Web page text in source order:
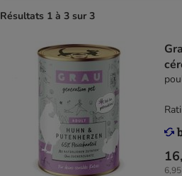
Résultats 1 à 3 sur 3